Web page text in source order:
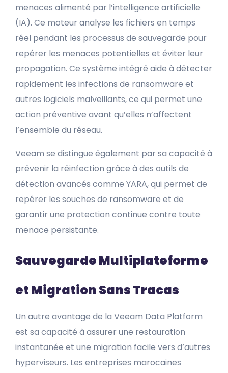
menaces alimenté par l’intelligence artificielle
(IA). Ce moteur analyse les fichiers en temps
réel pendant les processus de sauvegarde pour
repérer les menaces potentielles et éviter leur
propagation. Ce système intégré aide à détecter
rapidement les infections de ransomware et
autres logiciels malveillants, ce qui permet une
action préventive avant qu’elles n’affectent
l’ensemble du réseau.
Veeam se distingue également par sa capacité à
prévenir la réinfection grâce à des outils de
détection avancés comme YARA, qui permet de
repérer les souches de ransomware et de
garantir une protection continue contre toute
menace persistante.
Sauvegarde Multiplateforme
et Migration Sans Tracas
Un autre avantage de la Veeam Data Platform
est sa capacité à assurer une restauration
instantanée et une migration facile vers d’autres
hyperviseurs. Les entreprises marocaines